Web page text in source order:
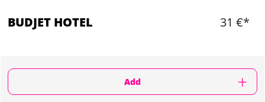
BUDJET HOTEL 31 €*
Add